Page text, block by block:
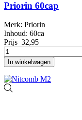
Priorin 60cap
Merk: Priorin
Inhoud: 60ca
Prijs 32,95
In winkelwagen